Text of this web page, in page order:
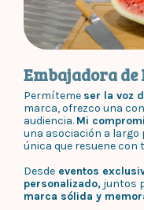
Embajadora
Permíteme ser la voz
marca, ofrezco una
audiencia. Mi
una asociación a
única que resuene con
Desde eventos
personalizado, juntos
marca sólida y